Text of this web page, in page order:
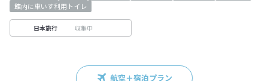
館内に車いす利用トイレ
日本旅行 収集中
航空＋宿泊プラン